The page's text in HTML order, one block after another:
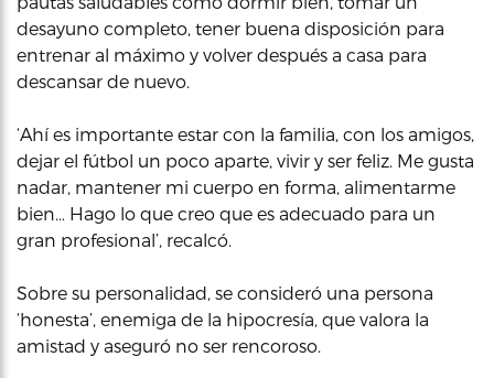
desayuno completo, tener buena disposición para
entrenar al máximo y volver después a casa para
descansar de nuevo.
‘Ahí es importante estar con la familia, con los amigos,
dejar el fútbol un poco aparte, vivir y ser feliz. Me gusta
nadar, mantener mi cuerpo en forma, alimentarme
bien… Hago lo que creo que es adecuado para un
gran profesional’, recalcó.
Sobre su personalidad, se consideró una persona
‘honesta’, enemiga de la hipocresía, que valora la
amistad y aseguró no ser rencoroso.